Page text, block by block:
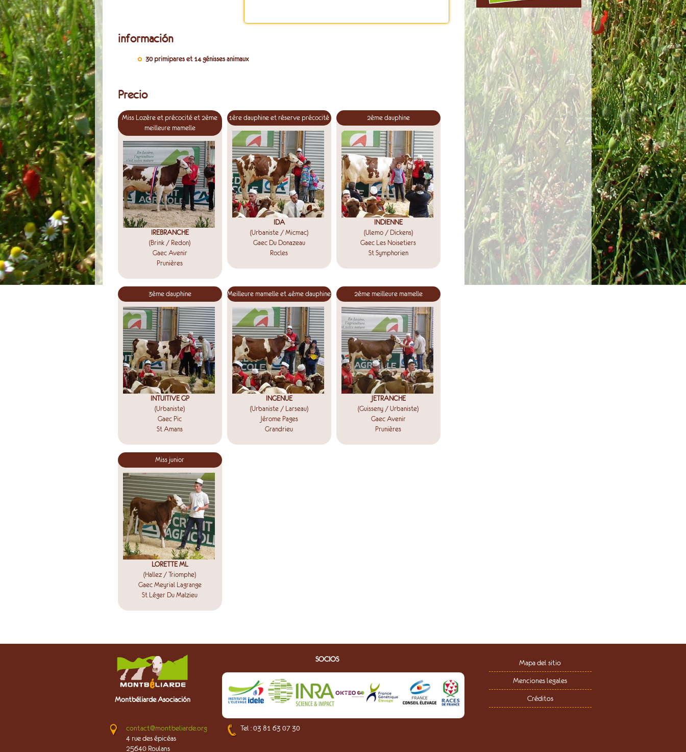
información
30 primipares et 14 génisses animaux
Precio
Miss Lozère et précocité et 2ème
meilleure mamelle
IREBRANCHE
(Brink / Redon)
Gaec Avenir
Prunières
1ère dauphine et réserve précocité
IDA
(Urbaniste / Micmac)
Gaec Du Donazeau
Rocles
2ème dauphine
INDIENNE
(Ulemo / Dickens)
Gaec Les Noisetiers
St Symphorien
3ème dauphine
INTUITIVE GP
(Urbaniste)
Gaec Pic
St Amans
Meilleure mamelle et 4ème dauphine
INGENUE
(Urbaniste / Larseau)
Jérome Pages
Grandrieu
2ème meilleure mamelle
JETRANCHE
(Guisseny / Urbaniste)
Gaec Avenir
Prunières
Miss junior
LORETTE ML
(Hallez / Triomphe)
Gaec Meyrial Lagrange
St Léger Du Malzieu
Montbéliarde Asociación
SOCIOS Mapa del sitio
Menciones legales
Créditos
contact@montbeliarde.org
4 rue des épicéas
25640 Roulans
Tel : 03 81 63 07 30